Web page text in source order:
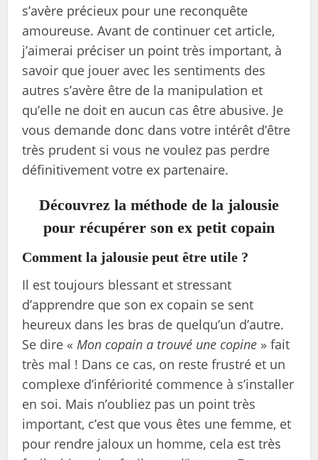
s’avère précieux pour une reconquête
amoureuse. Avant de continuer cet article,
j’aimerai préciser un point très important, à
savoir que jouer avec les sentiments des
autres s’avère être de la manipulation et
qu’elle ne doit en aucun cas être abusive. Je
vous demande donc dans votre intérêt d’être
très prudent si vous ne voulez pas perdre
définitivement votre ex partenaire.
Découvrez la méthode de la jalousie
pour récupérer son ex petit copain
Comment la jalousie peut être utile ?
Il est toujours blessant et stressant
d’apprendre que son ex copain se sent
heureux dans les bras de quelqu’un d’autre.
Se dire «Mon copain a trouvé une copine » fait
très mal ! Dans ce cas, on reste frustré et un
complexe d’infériorité commence à s’installer
en soi. Mais n’oubliez pas un point très
important, c’est que vous êtes une femme, et
pour rendre jaloux un homme, cela est très